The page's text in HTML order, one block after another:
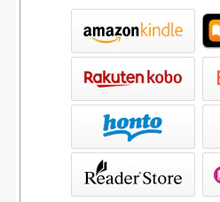
STORE（SHARP）